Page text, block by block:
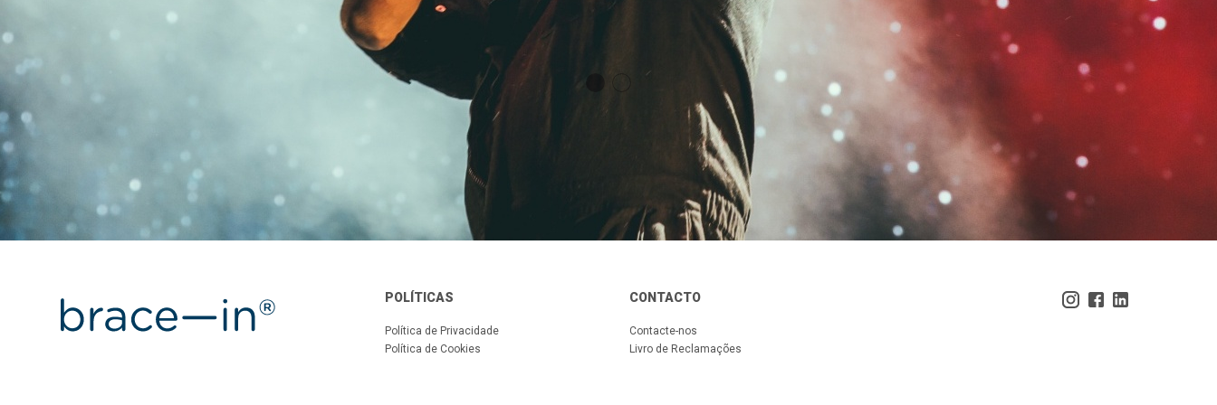
POLÍTICAS
Política de Privacidade
Política de Cookies
CONTACTO
Contacte-nos
Livro de Reclamações